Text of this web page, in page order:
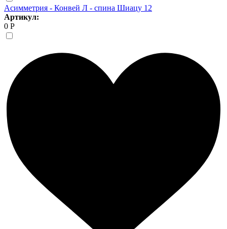
Асимметрия - Конвей Л - спина Шиацу 12
Артикул:
0 Р